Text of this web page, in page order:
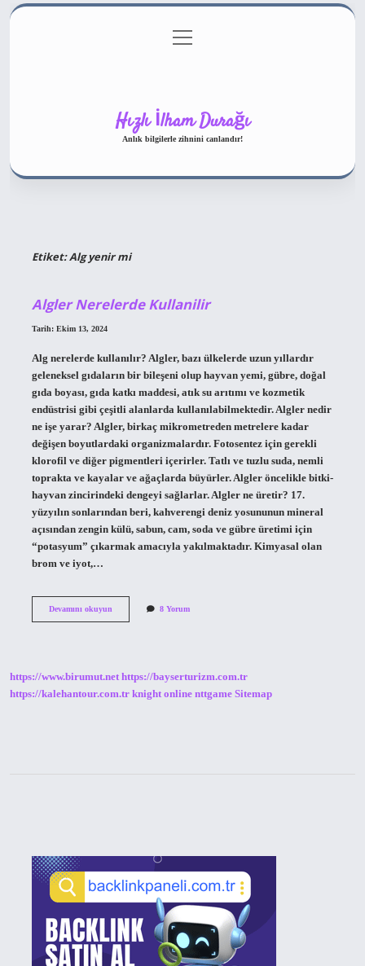
Gizlilik Politikası
menüyü
aç
Hızlı İlham Durağı
Anlık bilgilerle zihnini canlandır!
Etiket:Alg yenir mi
Algler Nerelerde Kullanilir
Tarih: Ekim 13, 2024
Alg nerelerde kullanılır? Algler, bazı ülkelerde uzun yıllardır
geleneksel gıdaların bir bileşeni olup hayvan yemi, gübre, doğal
gıda boyası, gıda katkı maddesi, atık su arıtımı ve kozmetik
endüstrisi gibi çeşitli alanlarda kullanılabilmektedir. Algler nedir
ne işe yarar? Algler, birkaç mikrometreden metrelere kadar
değişen boyutlardaki organizmalardır. Fotosentez için gerekli
klorofil ve diğer pigmentleri içerirler. Tatlı ve tuzlu suda, nemli
toprakta ve kayalar ve ağaçlarda büyürler. Algler öncelikle bitki-
hayvan zincirindeki dengeyi sağlarlar. Algler ne üretir? 17.
yüzyılın sonlarından beri, kahverengi deniz yosununun mineral
açısından zengin külü, sabun, cam, soda ve gübre üretimi için
“potasyum” çıkarmak amacıyla yakılmaktadır. Kimyasal olan
brom ve iyot,…
Devamını okuyunAlgler
8 Yorum
https://www.birumut.net https://bayserturizm.com.tr
https://kalehantour.com.tr knight online nttgame Sitemap